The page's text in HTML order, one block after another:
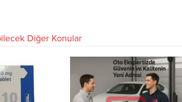
Diğer Konular